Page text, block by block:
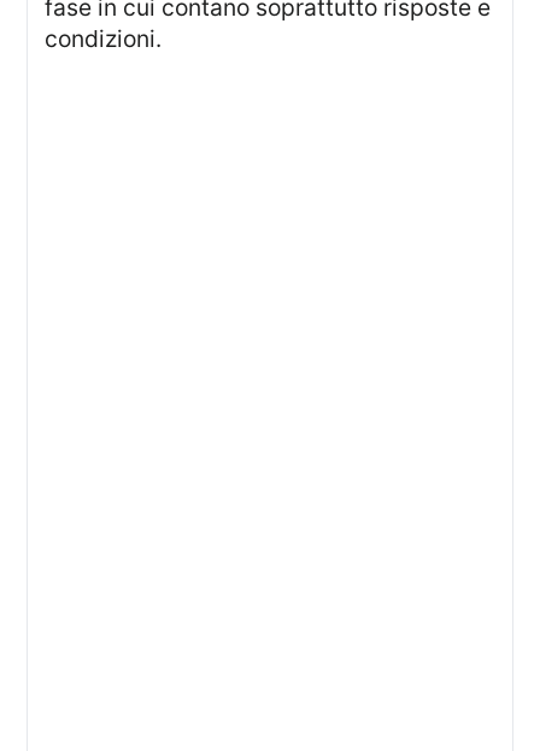
fase in cui contano soprattutto risposte e
condizioni.